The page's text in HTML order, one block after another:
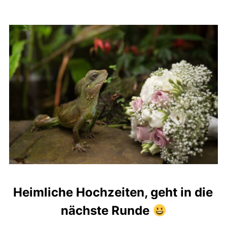
Heimliche Hochzeiten, geht in die
nächste Runde